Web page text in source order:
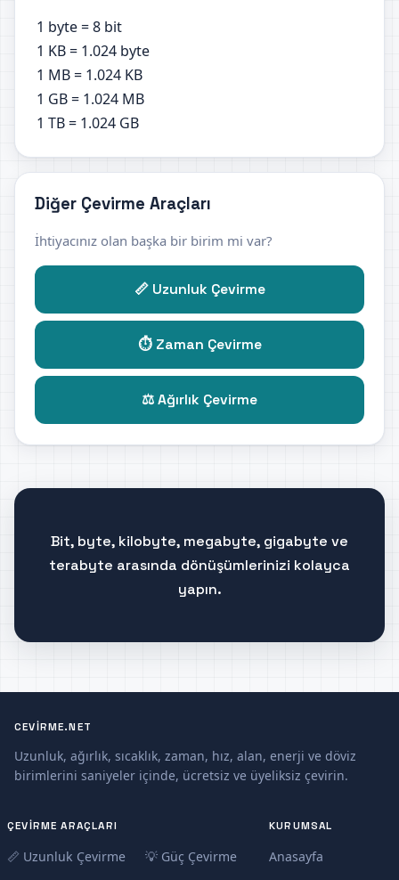
1 byte = 8 bit
1 KB = 1.024 byte
1 MB = 1.024 KB
1 GB = 1.024 MB
1 TB = 1.024 GB
Diğer Çevirme Araçları
İhtiyacınız olan başka bir birim mi var?
📏 Uzunluk Çevirme
⏱️ Zaman Çevirme
⚖️ Ağırlık Çevirme
Bit, byte, kilobyte, megabyte, gigabyte ve
terabyte arasında dönüşümlerinizi kolayca
yapın.
CEVIRME.NET
Uzunluk, ağırlık, sıcaklık, zaman, hız, alan, enerji ve döviz
birimlerini saniyeler içinde, ücretsiz ve üyeliksiz çevirin.
ÇEVIRME ARAÇLARI
📏 Uzunluk Çevirme
💡 Güç Çevirme
KURUMSAL
Anasayfa